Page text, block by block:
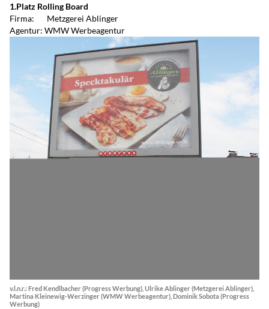
1.Platz Rolling Board
Firma: Metzgerei Ablinger
Agentur: WMW Werbeagentur
v.l.n.r.: Fred Kendlbacher (Progress Werbung), Ulrike Ablinger (Metzgerei Ablinger),
Martina Kleinewig-Werzinger (WMW Werbeagentur), Dominik Sobota (Progress
Werbung)